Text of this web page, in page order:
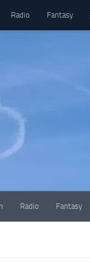
Radio Fantasy
Radio Fantasy